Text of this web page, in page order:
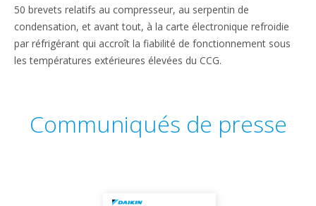
50 brevets relatifs au compresseur, au serpentin de
condensation, et avant tout, à la carte électronique refroidie
par réfrigérant qui accroît la fiabilité de fonctionnement sous
les températures extérieures élevées du CCG.
Communiqués de presse